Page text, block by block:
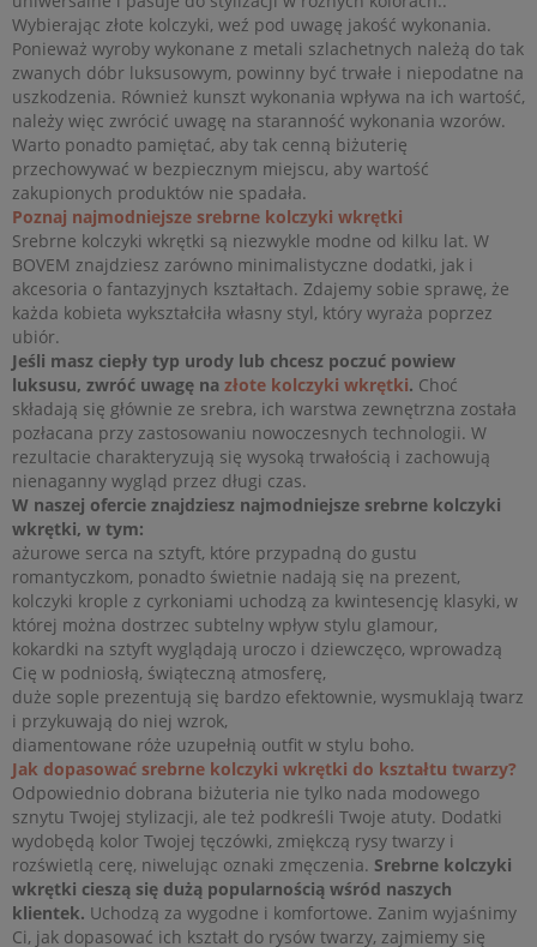
Wybierając złote kolczyki, weź pod uwagę jakość wykonania.
Ponieważ wyroby wykonane z metali szlachetnych należą do tak
zwanych dóbr luksusowym, powinny być trwałe i niepodatne na
uszkodzenia. Również kunszt wykonania wpływa na ich wartość,
należy więc zwrócić uwagę na staranność wykonania wzorów.
Warto ponadto pamiętać, aby tak cenną biżuterię
przechowywać w bezpiecznym miejscu, aby wartość
zakupionych produktów nie spadała.
Poznaj najmodniejsze srebrne kolczyki wkrętki
Srebrne kolczyki wkrętki są niezwykle modne od kilku lat. W
BOVEM znajdziesz zarówno minimalistyczne dodatki, jak i
akcesoria o fantazyjnych kształtach. Zdajemy sobie sprawę, że
każda kobieta wykształciła własny styl, który wyraża poprzez
ubiór.
Jeśli masz ciepły typ urody lub chcesz poczuć powiew
luksusu, zwróć uwagę na złote kolczyki wkrętki. Choć
składają się głównie ze srebra, ich warstwa zewnętrzna została
pozłacana przy zastosowaniu nowoczesnych technologii. W
rezultacie charakteryzują się wysoką trwałością i zachowują
nienaganny wygląd przez długi czas.
W naszej ofercie znajdziesz najmodniejsze srebrne kolczyki
wkrętki, w tym:
ażurowe serca na sztyft, które przypadną do gustu
romantyczkom, ponadto świetnie nadają się na prezent,
kolczyki krople z cyrkoniami uchodzą za kwintesencję klasyki, w
której można dostrzec subtelny wpływ stylu glamour,
kokardki na sztyft wyglądają uroczo i dziewczęco, wprowadzą
Cię w podniosłą, świąteczną atmosferę,
duże sople prezentują się bardzo efektownie, wysmuklają twarz
i przykuwają do niej wzrok,
diamentowane róże uzupełnią outfit w stylu boho.
Jak dopasować srebrne kolczyki wkrętki do kształtu twarzy?
Odpowiednio dobrana biżuteria nie tylko nada modowego
sznytu Twojej stylizacji, ale też podkreśli Twoje atuty. Dodatki
wydobędą kolor Twojej tęczówki, zmiękczą rysy twarzy i
rozświetlą cerę, niwelując oznaki zmęczenia. Srebrne kolczyki
wkrętki cieszą się dużą popularnością wśród naszych
klientek. Uchodzą za wygodne i komfortowe. Zanim wyjaśnimy
Ci, jak dopasować ich kształt do rysów twarzy, zajmiemy się